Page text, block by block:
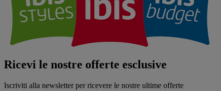
Ricevi le nostre offerte esclusive
Iscriviti alla newsletter per ricevere le nostre ultime offerte